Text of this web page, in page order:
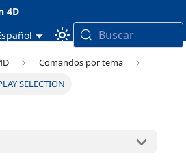
4D
Buscar
Comandos por tema
SELECTION